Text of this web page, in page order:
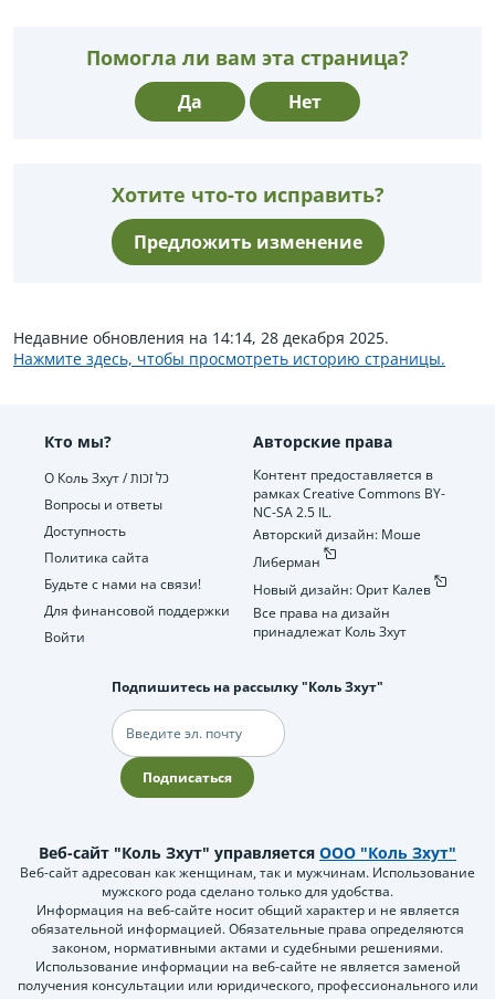
Помогла ли вам эта страница?
Да Нет
Хотите что-то исправить?
Предложить изменение
Недавние обновления на 14:14, 28 декабря 2025.
Нажмите здесь, чтобы просмотреть историю страницы.
Кто мы?
О Коль Зхут / כל זכות
Вопросы и ответы
Доступность
Политика сайта
Будьте с нами на связи!
Для финансовой поддержки
Войти
Авторские права
Контент предоставляется в
рамках Creative Commons BY-
NC-SA 2.5 IL.
Авторский дизайн: Моше
Либерман
Новый дизайн: Орит Калев
Все права на дизайн
принадлежат Коль Зхут
Подпишитесь на рассылку "Коль Зхут"
Электронная
почта
Подписаться
Веб-сайт "Коль Зхут" управляется ООО "Коль Зхут"
Веб-сайт адресован как женщинам, так и мужчинам. Использование
мужского рода сделано только для удобства.
Информация на веб-сайте носит общий характер и не является
обязательной информацией. Обязательные права определяются
законом, нормативными актами и судебными решениями.
Использование информации на веб-сайте не является заменой
получения консультации или юридического, профессионального или